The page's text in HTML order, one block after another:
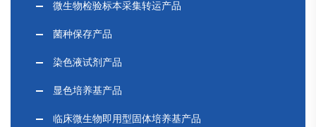
微生物检验标本采集转运产品
菌种保存产品
染色液试剂产品
显色培养基产品
临床微生物即用型固体培养基产品